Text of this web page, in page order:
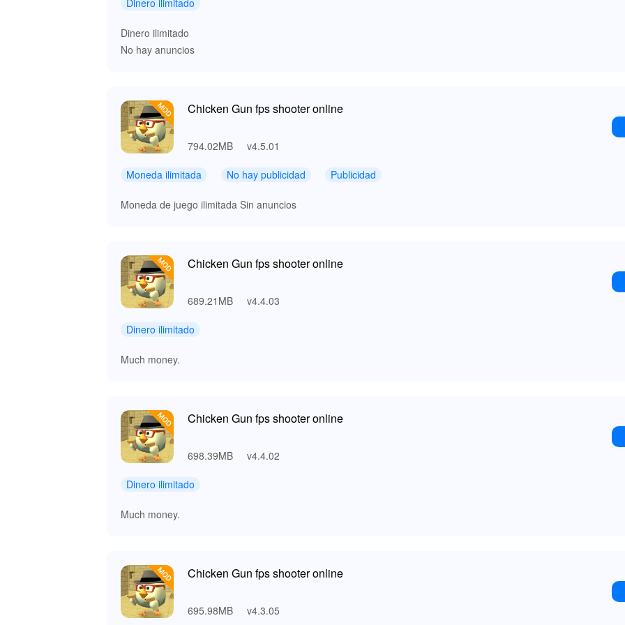
Dinero ilimitado
Dinero ilimitado
No hay anuncios
Chicken Gun fps shooter online
794.02MB v4.5.01
Moneda ilimitada No hay publicidad Publicidad
Moneda de juego ilimitada Sin anuncios
Chicken Gun fps shooter online
689.21MB v4.4.03
Dinero ilimitado
Much money.
Chicken Gun fps shooter online
698.39MB v4.4.02
Dinero ilimitado
Much money.
Chicken Gun fps shooter online
695.98MB v4.3.05